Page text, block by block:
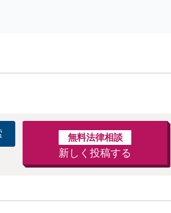
無料法律相談
新しく投稿する